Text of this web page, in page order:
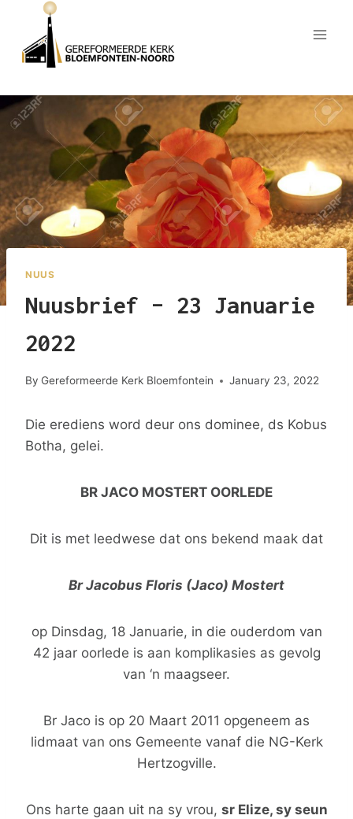
content
NUUS
Nuusbrief – 23 Januarie
2022
By Gereformeerde Kerk Bloemfontein January 23, 2022
Die erediens word deur ons dominee, ds Kobus
Botha, gelei.
BR JACO MOSTERT OORLEDE
Dit is met leedwese dat ons bekend maak dat
Br Jacobus Floris (Jaco) Mostert
op Dinsdag, 18 Januarie, in die ouderdom van
42 jaar oorlede is aan komplikasies as gevolg
van ‘n maagseer.
Br Jaco is op 20 Maart 2011 opgeneem as
lidmaat van ons Gemeente vanaf die NG-Kerk
Hertzogville.
Ons harte gaan uit na sy vrou, sr Elize, sy seun